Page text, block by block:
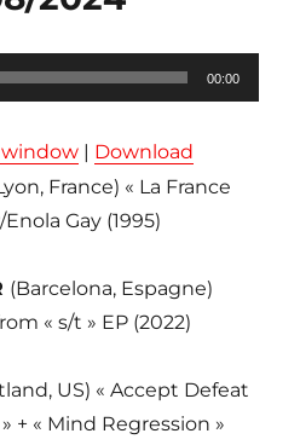
00:00
window | Download
France) « La France
Gay (1995)
(Barcelona, Espagne)
« s/t » EP (2022)
US) « Accept Defeat
+ « Mind Regression »